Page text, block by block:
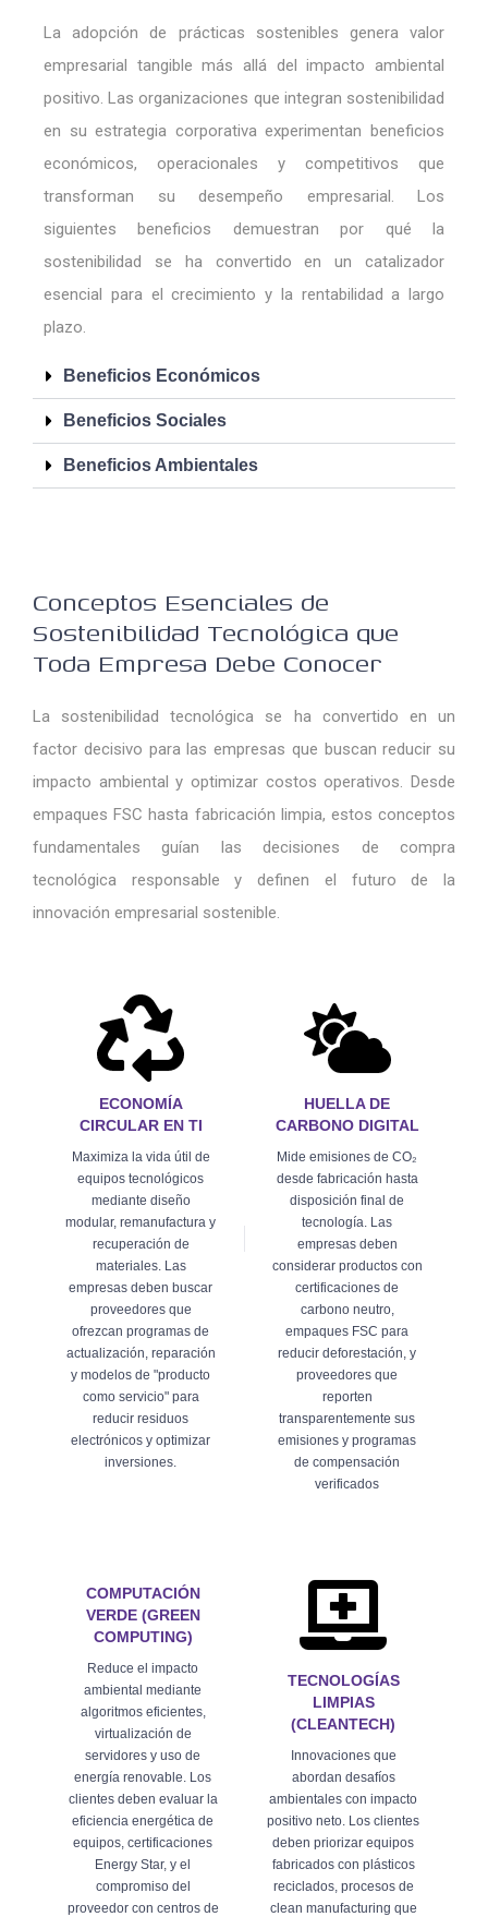
La adopción de prácticas sostenibles genera valor
empresarial tangible más allá del impacto ambiental
positivo. Las organizaciones que integran sostenibilidad
en su estrategia corporativa experimentan beneficios
económicos, operacionales y competitivos que
transforman su desempeño empresarial. Los
siguientes beneficios demuestran por qué la
sostenibilidad se ha convertido en un catalizador
esencial para el crecimiento y la rentabilidad a largo
plazo.
Beneficios Económicos
Beneficios Sociales
Beneficios Ambientales
Conceptos Esenciales de
Sostenibilidad Tecnológica que
Toda Empresa Debe Conocer
La sostenibilidad tecnológica se ha convertido en un
factor decisivo para las empresas que buscan reducir su
impacto ambiental y optimizar costos operativos. Desde
empaques FSC hasta fabricación limpia, estos conceptos
fundamentales guían las decisiones de compra
tecnológica responsable y definen el futuro de la
innovación empresarial sostenible.
ECONOMÍA
CIRCULAR EN TI
Maximiza la vida útil de
equipos tecnológicos
mediante diseño
modular, remanufactura y
recuperación de
materiales. Las
empresas deben buscar
proveedores que
ofrezcan programas de
actualización, reparación
y modelos de "producto
como servicio" para
reducir residuos
electrónicos y optimizar
inversiones.
HUELLA DE
CARBONO DIGITAL
Mide emisiones de CO₂
desde fabricación hasta
disposición final de
tecnología. Las
empresas deben
considerar productos con
certificaciones de
carbono neutro,
empaques FSC para
reducir deforestación, y
proveedores que
reporten
transparentemente sus
emisiones y programas
de compensación
verificados
COMPUTACIÓN
VERDE (GREEN
COMPUTING)
Reduce el impacto
ambiental mediante
algoritmos eficientes,
virtualización de
servidores y uso de
energía renovable. Los
clientes deben evaluar la
eficiencia energética de
equipos, certificaciones
Energy Star, y el
compromiso del
proveedor con centros de
TECNOLOGÍAS
LIMPIAS
(CLEANTECH)
Innovaciones que
abordan desafíos
ambientales con impacto
positivo neto. Los clientes
deben priorizar equipos
fabricados con plásticos
reciclados, procesos de
clean manufacturing que